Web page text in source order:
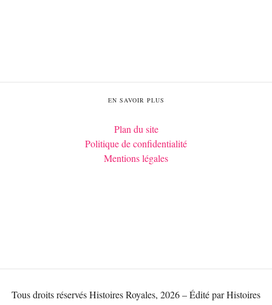
EN SAVOIR PLUS
Plan du site
Politique de confidentialité
Mentions légales
Tous droits réservés Histoires Royales, 2026 – Édité par Histoires